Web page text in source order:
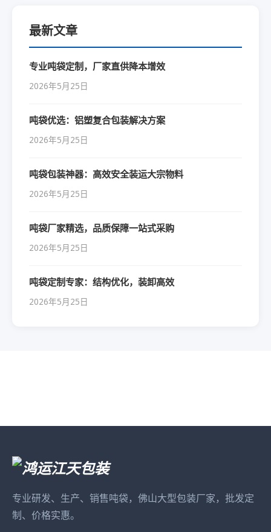
最新文章
专业吨袋定制，厂家直供降本增效
2026年5月25日
吨袋优选：铝塑复合包装解决方案
2026年5月25日
吨袋包装神器：高效安全装运大宗物料
2026年5月25日
吨袋厂家精选，品质保障一站式采购
2026年5月25日
吨袋定制专家：结构优化，装卸高效
2026年5月25日
专业研发、生产、销售吨袋，佛山大型包装厂家，批发定
制、价格实惠。